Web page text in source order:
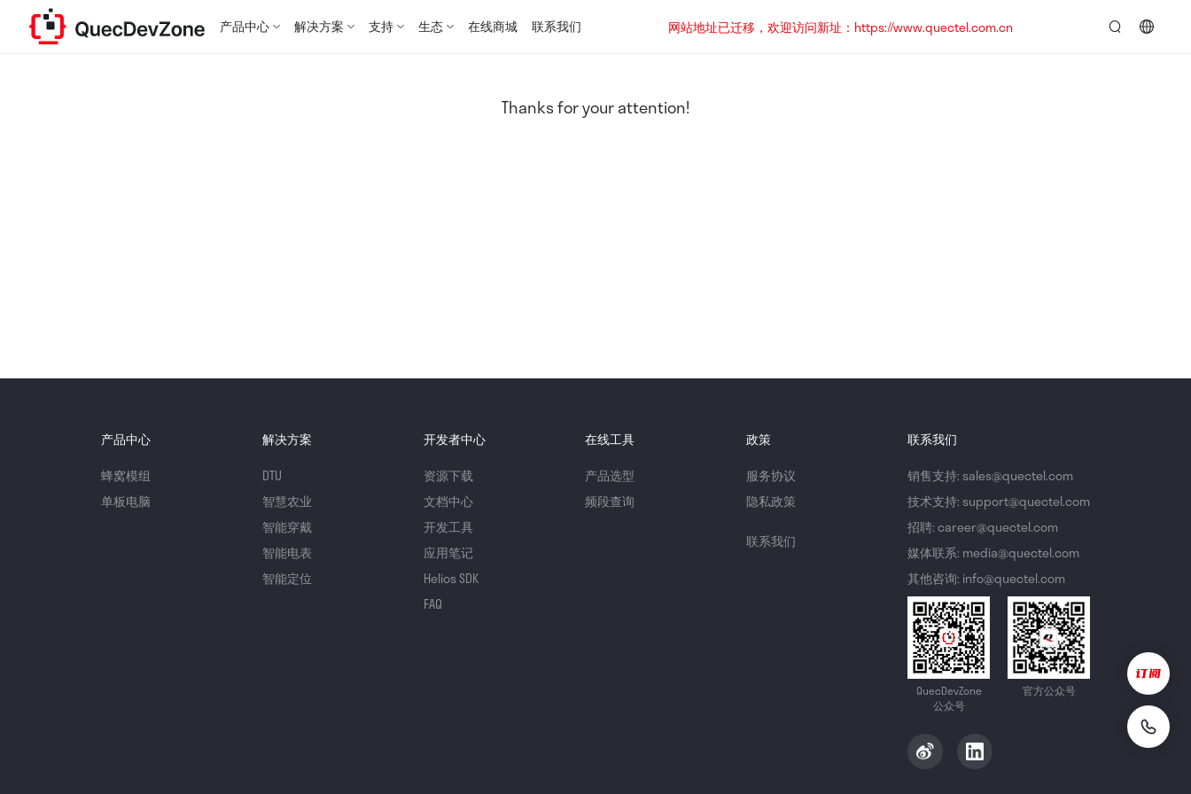
产品中心 解决方案 支持 生态 在线商城 联系我们
网站地址已迁移，欢迎访问新址：https://www.quectel.com.cn
Thanks for your attention!
产品中心
蜂窝模组
单板电脑
解决方案
DTU
智慧农业
智能穿戴
智能电表
智能定位
开发者中心
资源下载
文档中心
开发工具
应用笔记
Helios SDK
FAQ
在线工具
产品选型
频段查询
政策
服务协议
隐私政策
联系我们
联系我们
销售支持: sales@quectel.com
技术支持: support@quectel.com
招聘: career@quectel.com
媒体联系: media@quectel.com
其他咨询: info@quectel.com
QuecDevZone
公众号
官方公众号